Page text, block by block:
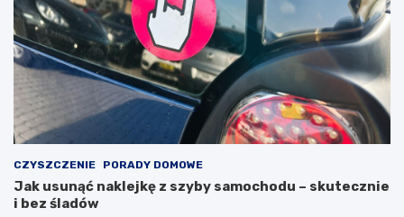
CZYSZCZENIE PORADY DOMOWE
Jak usunąć naklejkę z szyby samochodu – skutecznie
i bez śladów